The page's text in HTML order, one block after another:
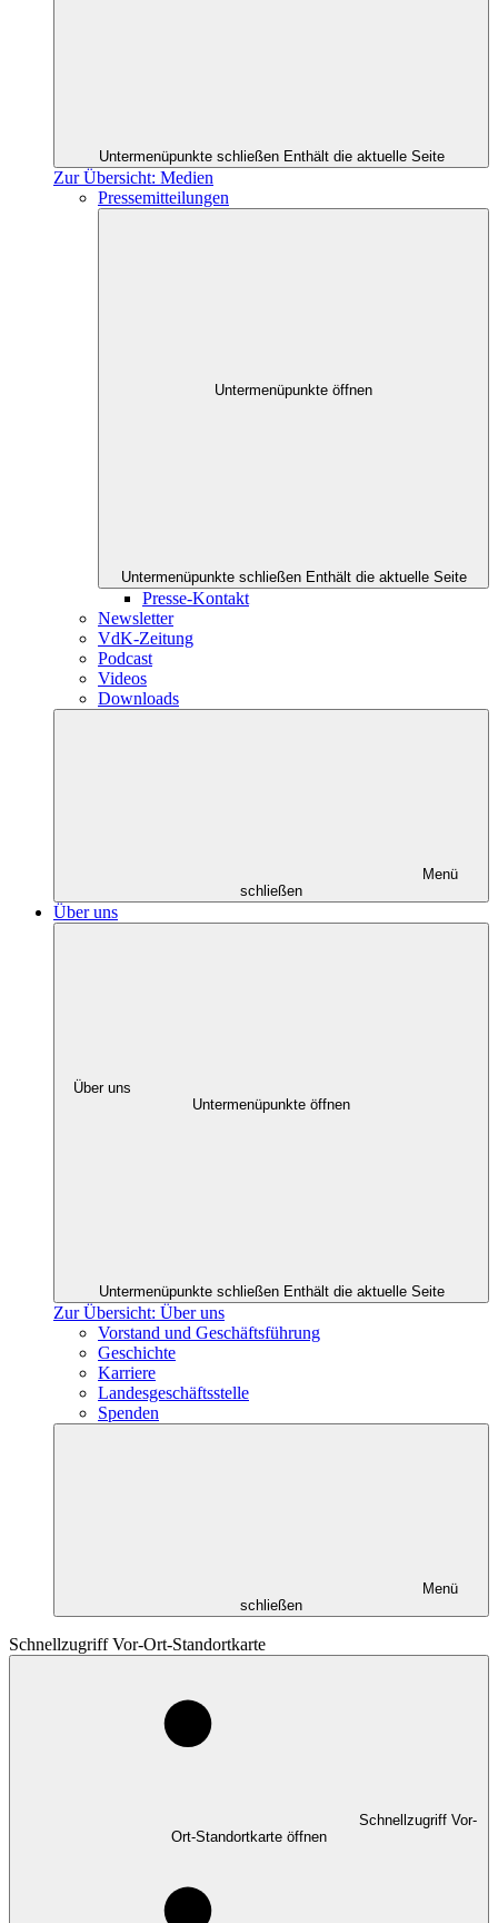
Untermenüpunkte schließen Enthält die aktuelle Seite
Zur Übersicht: Medien
Pressemitteilungen
Untermenüpunkte öffnen
Untermenüpunkte schließen Enthält die aktuelle Seite
Presse-Kontakt
Newsletter
VdK-Zeitung
Podcast
Videos
Downloads
Menü
schließen
Über uns
Über uns
Untermenüpunkte öffnen
Untermenüpunkte schließen Enthält die aktuelle Seite
Zur Übersicht: Über uns
Vorstand und Geschäftsführung
Geschichte
Karriere
Landesgeschäftsstelle
Spenden
Menü
schließen
Schnellzugriff Vor-Ort-Standortkarte
Schnellzugriff Vor-
Ort-Standortkarte öffnen